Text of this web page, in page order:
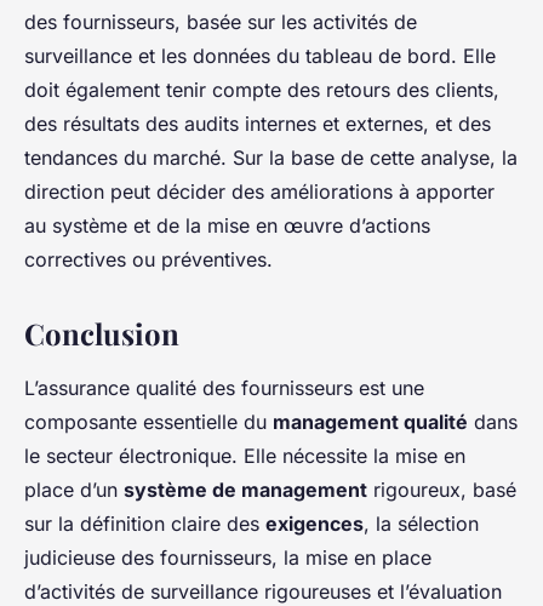
des fournisseurs, basée sur les activités de
surveillance et les données du tableau de bord. Elle
doit également tenir compte des retours des clients,
des résultats des audits internes et externes, et des
tendances du marché. Sur la base de cette analyse, la
direction peut décider des améliorations à apporter
au système et de la mise en œuvre d’actions
correctives ou préventives.
Conclusion
L’assurance qualité des fournisseurs est une
composante essentielle du management qualité dans
le secteur électronique. Elle nécessite la mise en
place d’un système de management rigoureux, basé
sur la définition claire des exigences, la sélection
judicieuse des fournisseurs, la mise en place
d’activités de surveillance rigoureuses et l’évaluation